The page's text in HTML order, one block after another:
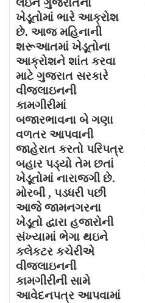
લઇને ગુજરાતના
ખેડૂતોમાં ભારે આક્રોશ
છે. આજ મહિનાની
શરૂઆતમાં ખેડૂતોના
આક્રોશને શાંત કરવા
માટે ગુજરાત સરકારે
વીજલાઇનની
કામગીરીમાં
બજારભાવના બે ગણા
વળતર આપવાની
જાહેરાત કરતો પરિપત્ર
બહાર પડ્યો તેમ છતાં
ખેડૂતોમાં નારાજગી છે.
મોરબી , પડધરી પછી
આજે જામનગરના
ખેડૂતો દ્વારા હજારોની
સંખ્યામાં ભેગા થઇને
કલેકટર કચેરીએ
વીજલાઇનની
કામગીરીની સામે
આવેદનપત્ર આપવામાં